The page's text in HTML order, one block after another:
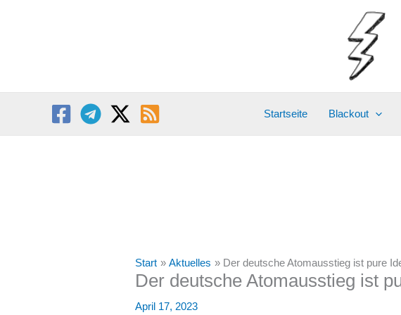
Startseite Blackout
Start Aktuelles Der deutsche Atomausstieg ist pure
Der deutsche Atomausstieg ist
April 17, 2023